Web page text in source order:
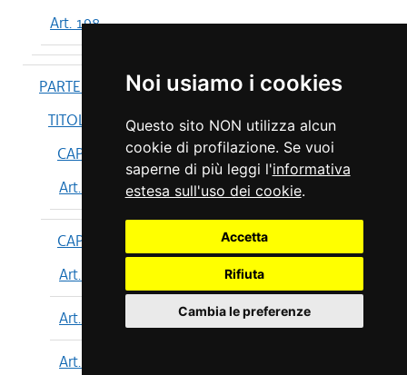
Noi usiamo i cookies
Questo sito NON utilizza alcun
cookie di profilazione. Se vuoi
saperne di più leggi l'informativa
estesa sull'uso dei cookie.
Accetta
Rifiuta
Cambia le preferenze
Art. 198
PARTE IV
TITOLO I
CAPO I
Art. 199
CAPO II
Art. 200
Art. 201
Art. 202